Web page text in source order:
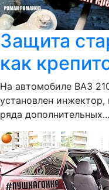
Защита
как
На автомобиле ВАЗ
установлен инжектор,
ряда дополнительных...